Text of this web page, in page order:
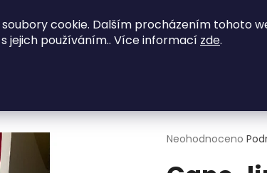
cookie. Dalším procházením tohoto
jejich používáním.. Více informací zde.
zajímavé nabídky - kontaktujte
Průměrné
produktu
Neohodnoceno